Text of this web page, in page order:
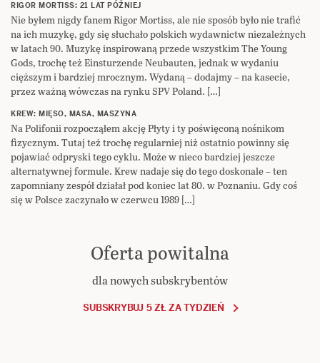
RIGOR MORTISS: 21 LAT PÓŹNIEJ
Nie byłem nigdy fanem Rigor Mortiss, ale nie sposób było nie trafić
na ich muzykę, gdy się słuchało polskich wydawnictw niezależnych
w latach 90. Muzykę inspirowaną przede wszystkim The Young
Gods, trochę też Einsturzende Neubauten, jednak w wydaniu
cięższym i bardziej mrocznym. Wydaną – dodajmy – na kasecie,
przez ważną wówczas na rynku SPV Poland. […]
KREW: MIĘSO, MASA, MASZYNA
Na Polifonii rozpocząłem akcję Płyty i ty poświęconą nośnikom
fizycznym. Tutaj też trochę regularniej niż ostatnio powinny się
pojawiać odpryski tego cyklu. Może w nieco bardziej jeszcze
alternatywnej formule. Krew nadaje się do tego doskonale – ten
zapomniany zespół działał pod koniec lat 80. w Poznaniu. Gdy coś
się w Polsce zaczynało w czerwcu 1989 […]
Oferta powitalna
dla nowych subskrybentów
SUBSKRYBUJ 5 ZŁ ZA TYDZIEŃ